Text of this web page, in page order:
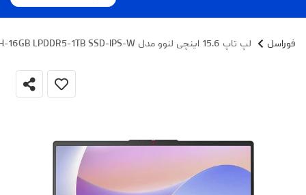
فوراسل لپ تاپ 15.6 اینچی لنوو مدل IdeaPad Slim 3 15IRU8-i7 13620H-16GB LPDDR5-1TB SSD-IPS-W - کاستوم شده